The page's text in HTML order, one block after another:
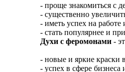
- проще знакомиться с
- существенно
- иметь успех на работе
- стать популярнее и
Духи с феромонами -
- новые и яркие краски
- успех в сфере бизнеса